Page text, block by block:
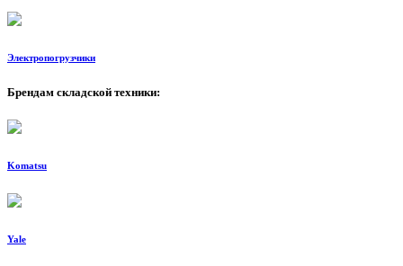
Электропогрузчики
Брендам складской техники:
Komatsu
Yale